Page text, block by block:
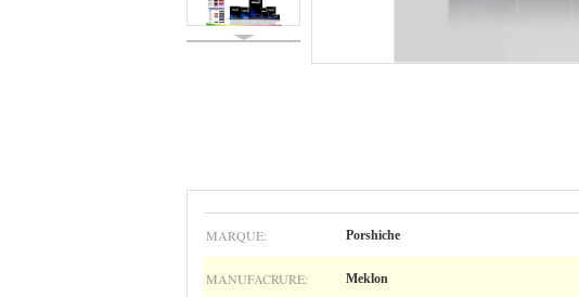
MARQUE: Porshiche
MANUFACRURE: Meklon